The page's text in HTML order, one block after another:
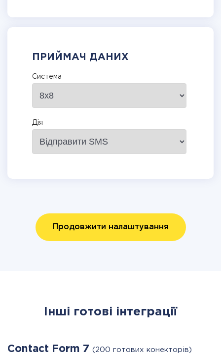
ПРИЙМАЧ ДАНИХ
Система
Дія
Продовжити налаштування
Інші готові інтеграції
Contact Form 7 (200 готових конекторів)